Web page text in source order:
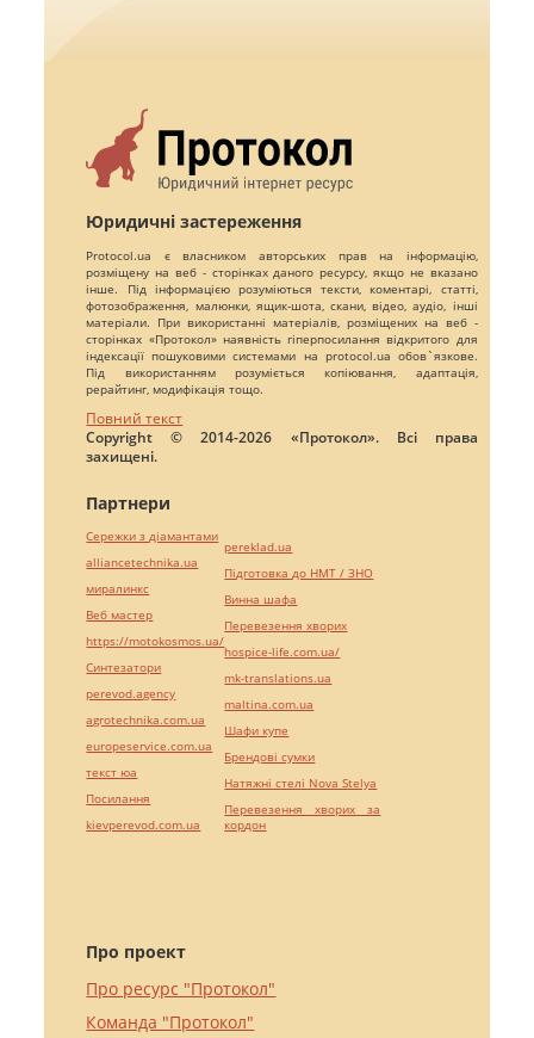
Юридичні застереження
Protocol.ua є власником авторських прав на інформацію,
розміщену на веб - сторінках даного ресурсу, якщо не вказано
інше. Під інформацією розуміються тексти, коментарі, статті,
фотозображення, малюнки, ящик-шота, скани, відео, аудіо, інші
матеріали. При використанні матеріалів, розміщених на веб -
сторінках «Протокол» наявність гіперпосилання відкритого для
індексації пошуковими системами на protocol.ua обов`язкове.
Під використанням розуміється копіювання, адаптація,
рерайтинг, модифікація тощо.
Повний текст
Copyright © 2014-2026 «Протокол». Всі права
захищені.
Про проект
Про ресурс "Протокол"
Команда "Протокол"
Партнери
Сережки з діамантами
alliancetechnika.ua
миралинкс
Веб мастер
https://motokosmos.ua/
Синтезатори
perevod.agency
agrotechnika.com.ua
europeservice.com.ua
текст юа
Посилання
kievperevod.com.ua
pereklad.ua
Підготовка до НМТ / ЗНО
Винна шафа
Перевезення хворих
hospice-life.com.ua/
mk-translations.ua
maltina.com.ua
Шафи купе
Брендові сумки
Натяжні стелі Nova Stelya
Перевезення хворих за
кордон